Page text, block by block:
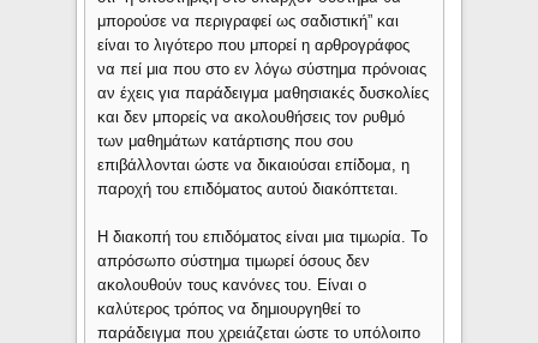
μπορούσε να περιγραφεί ως σαδιστική” και
είναι το λιγότερο που μπορεί η αρθρογράφος
να πεί μια που στο εν λόγω σύστημα πρόνοιας
αν έχεις για παράδειγμα μαθησιακές δυσκολίες
και δεν μπορείς να ακολουθήσεις τον ρυθμό
των μαθημάτων κατάρτισης που σου
επιβάλλονται ώστε να δικαιούσαι επίδομα, η
παροχή του επιδόματος αυτού διακόπτεται.
Η διακοπή του επιδόματος είναι μια τιμωρία. Το
απρόσωπο σύστημα τιμωρεί όσους δεν
ακολουθούν τους κανόνες του. Είναι ο
καλύτερος τρόπος να δημιουργηθεί το
παράδειγμα που χρειάζεται ώστε το υπόλοιπο